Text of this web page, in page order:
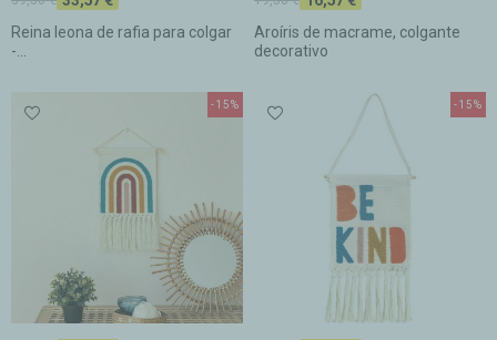
Reina leona de rafia para colgar
-...
Aroíris de macrame, colgante
decorativo
-15% -15%